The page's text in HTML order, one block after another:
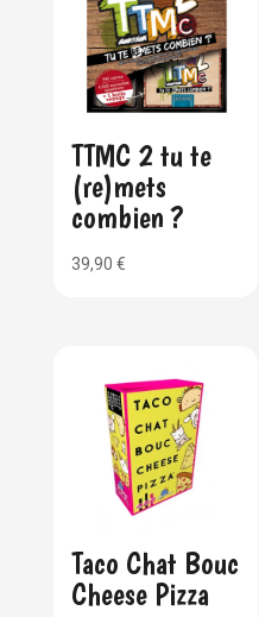
TTMC 2 tu te
(re)mets
combien ?
39,90 €
Taco Chat Bouc
Cheese Pizza